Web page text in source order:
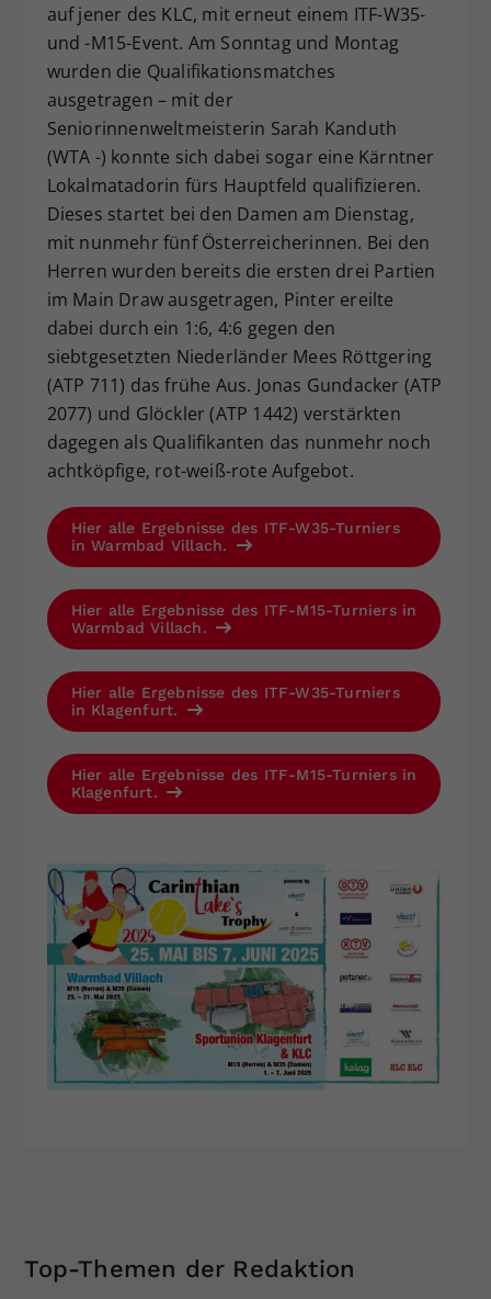
auf jener des KLC, mit erneut einem ITF-W35-
und -M15-Event. Am Sonntag und Montag
wurden die Qualifikationsmatches
ausgetragen – mit der
Seniorinnenweltmeisterin Sarah Kanduth
(WTA -) konnte sich dabei sogar eine Kärntner
Lokalmatadorin fürs Hauptfeld qualifizieren.
Dieses startet bei den Damen am Dienstag,
mit nunmehr fünf Österreicherinnen. Bei den
Herren wurden bereits die ersten drei Partien
im Main Draw ausgetragen, Pinter ereilte
dabei durch ein 1:6, 4:6 gegen den
siebtgesetzten Niederländer Mees Röttgering
(ATP 711) das frühe Aus. Jonas Gundacker (ATP
2077) und Glöckler (ATP 1442) verstärkten
dagegen als Qualifikanten das nunmehr noch
achtköpfige, rot-weiß-rote Aufgebot.
Hier alle Ergebnisse des ITF-W35-Turniers
in Warmbad Villach.
Hier alle Ergebnisse des ITF-M15-Turniers in
Warmbad Villach.
Hier alle Ergebnisse des ITF-W35-Turniers
in Klagenfurt.
Hier alle Ergebnisse des ITF-M15-Turniers in
Klagenfurt.
Top-Themen der Redaktion